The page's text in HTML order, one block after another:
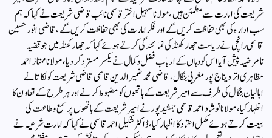
شریعت کی امارت سے مطمئن ہیں، مولانا سہیل اخترقاسمی نائب قاضی شریعت نے کہاکہ ہم
سب ادارہ کی بھی حفاظت کریں گے اور فکر امارت کی بھی حفاظت کریں گے، قاضی انور حسین
قاسمی رانچی نے ریاست جھارکھنڈ کی نمائندگی کرتے ہوئے کہاکہ جھارکھنڈ میں جو قضیہ
نامرضیہ پیش آیا اس کووہاں کے ارباب فضل وکمال نے یکسر مسترد کردیا، مولاناممتاز احمد
مظاہری اتر دیناج پور مغربی بنگال، قاضی محمد ضمیرالدین قاسمی قاضی شریعت کولکاتا نے
اہالیان بنگال کی طرف سے امیر شریعت کے ہاتھوں کو مضبوط کرنے اور ہرطرح کے تعاون کا
اظہار کیا، مولانا نوشاد احمد قاسمی جمشید پور نے امیرشریعت کے ہاتھوں پر سمع وطاعت کی
بیعت کرتے ہوئے مکمل اعتماد کا اظہار کیا، ڈاکٹر شکیل احمد قاسمی نے کہاکہ امارت شرعیہ نے